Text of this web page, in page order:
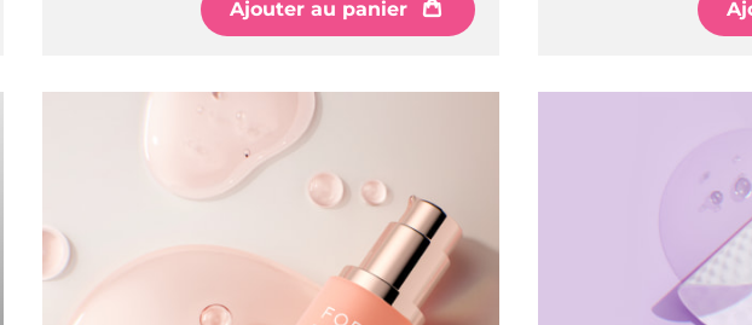
Ajouter au panier